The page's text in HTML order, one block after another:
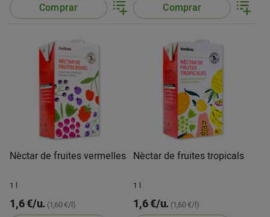
Comprar Comprar
Nèctar de fruites vermelles
1 l
1,6 €/u. (1,60 €/l)
Nèctar de fruites tropicals
1 l
1,6 €/u. (1,60 €/l)